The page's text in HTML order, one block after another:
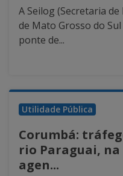
A Seilog (Secretaria
de Mato Grosso do
ponte de...
Utilidade Pública
Corumbá:
rio Paraguai, na
agen...